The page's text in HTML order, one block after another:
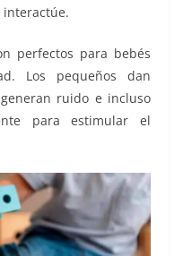
interactúe.
perfectos para bebés
Los pequeños dan
ruido e incluso
para estimular el